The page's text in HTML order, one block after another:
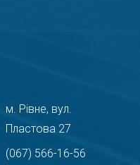
м. Рівне, вул.
Пластова 27
(067) 566-16-56